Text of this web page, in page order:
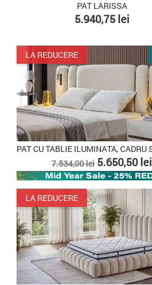
PAT LARISSA
Pret
5.940,75 lei
LA REDUCERE
Pret
de
baza
7.534,00 lei Pret
5.650,50 lei
LA REDUCERE